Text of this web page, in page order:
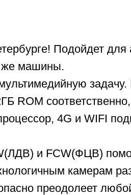
Подойдет для
же машины.
ROM
4G и WIFI
и FCW(ФЦВ)
камерам
преодолеет